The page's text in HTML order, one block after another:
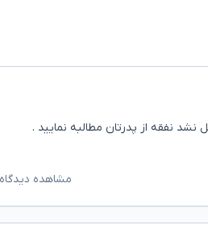
مشاهده